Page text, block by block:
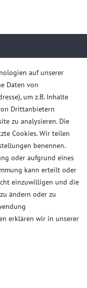
auf unserer
Daten von
um z.B. Inhalte
Drittanbietern
zu analysieren. Die
Cookies. Wir teilen
benennen.
oder aufgrund eines
kann erteilt oder
einzuwilligen und die
ändern oder zu
erklären wir in unserer